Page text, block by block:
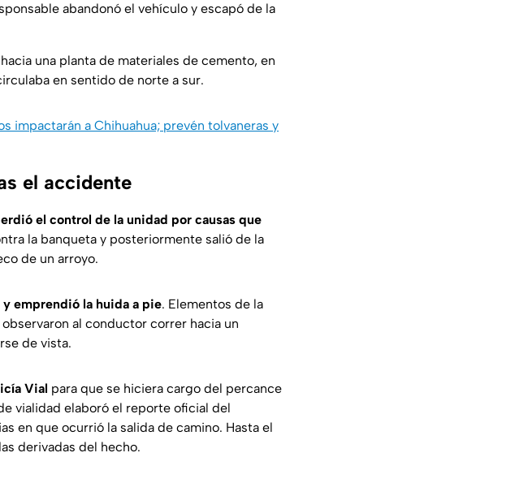
abandonó el vehículo y escapó de la
una planta de materiales de cemento, en
en sentido de norte a sur.
impactarán a Chihuahua; prevén tolvaneras y
el accidente
el control de la unidad por causas que
la banqueta y posteriormente salió de la
de un arroyo.
emprendió la huida a pie. Elementos de la
al conductor correr hacia un
de vista.
Vial para que se hiciera cargo del percance
vialidad elaboró el reporte oficial del
en que ocurrió la salida de camino. Hasta el
derivadas del hecho.